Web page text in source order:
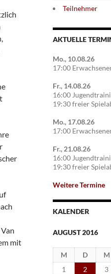
mit
Teilnehmer
AKTUELLE
Mo., 10.08.26
17:00
Fr., 14.08.26
16:00
19:30 freier
Mo., 17.08.26
17:00
Fr., 21.08.26
16:00
19:30 freier
Weitere Termine
KALENDER
AUGUST 2016
M D M
1
2 3